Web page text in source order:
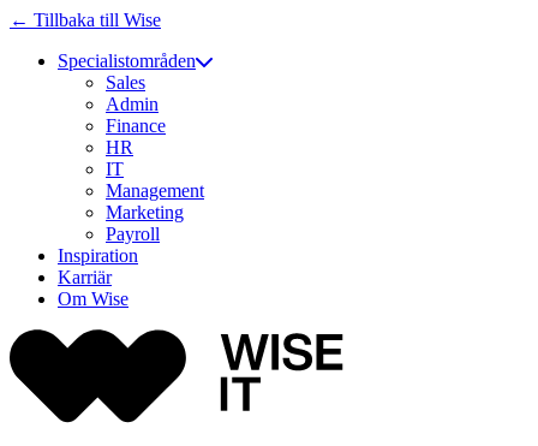
← Tillbaka till Wise
Specialistområden
Sales
Admin
Finance
HR
IT
Management
Marketing
Payroll
Inspiration
Karriär
Om Wise